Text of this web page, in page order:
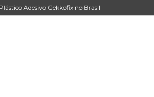
Adesivo Gekkofix no Brasil